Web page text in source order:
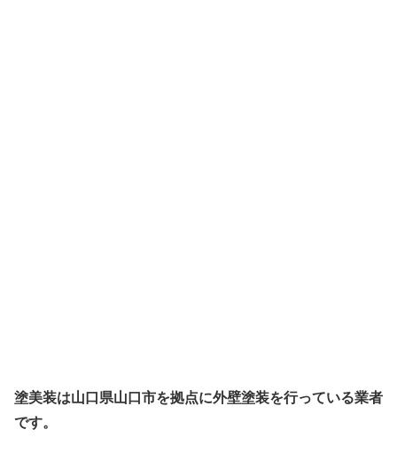
塗美装は山口県山口市を拠点に外壁塗装を行っている業者
です。